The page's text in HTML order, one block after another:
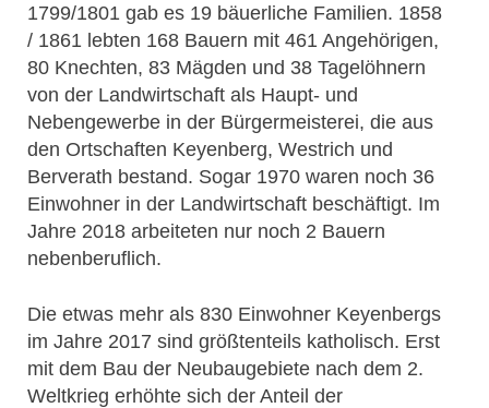
1799/1801 gab es 19 bäuerliche Familien. 1858
/ 1861 lebten 168 Bauern mit 461 Angehörigen,
80 Knechten, 83 Mägden und 38 Tagelöhnern
von der Landwirtschaft als Haupt- und
Nebengewerbe in der Bürgermeisterei, die aus
den Ortschaften Keyenberg, Westrich und
Berverath bestand. Sogar 1970 waren noch 36
Einwohner in der Landwirtschaft beschäftigt. Im
Jahre 2018 arbeiteten nur noch 2 Bauern
nebenberuflich.
Die etwas mehr als 830 Einwohner Keyenbergs
im Jahre 2017 sind größtenteils katholisch. Erst
mit dem Bau der Neubaugebiete nach dem 2.
Weltkrieg erhöhte sich der Anteil der